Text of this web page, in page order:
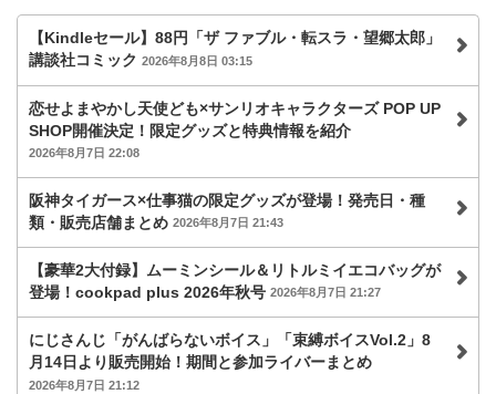
【Kindleセール】88円「ザ ファブル・転スラ・望郷太郎」
講談社コミック 2026年8月8日 03:15
恋せよまやかし天使ども×サンリオキャラクターズ POP UP
SHOP開催決定！限定グッズと特典情報を紹介
2026年8月7日 22:08
阪神タイガース×仕事猫の限定グッズが登場！発売日・種
類・販売店舗まとめ 2026年8月7日 21:43
【豪華2大付録】ムーミンシール＆リトルミイエコバッグが
登場！cookpad plus 2026年秋号 2026年8月7日 21:27
にじさんじ「がんばらないボイス」「束縛ボイスVol.2」8
月14日より販売開始！期間と参加ライバーまとめ
2026年8月7日 21:12